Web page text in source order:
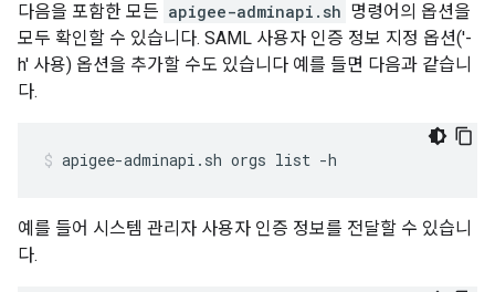
다음을 포함한 모든 apigee-adminapi.sh 명령어의 옵션을
모두 확인할 수 있습니다. SAML 사용자 인증 정보 지정 옵션('-
h' 사용) 옵션을 추가할 수도 있습니다 예를 들면 다음과 같습니
다.
apigee-adminapi.sh orgs list -h
예를 들어 시스템 관리자 사용자 인증 정보를 전달할 수 있습니
다.